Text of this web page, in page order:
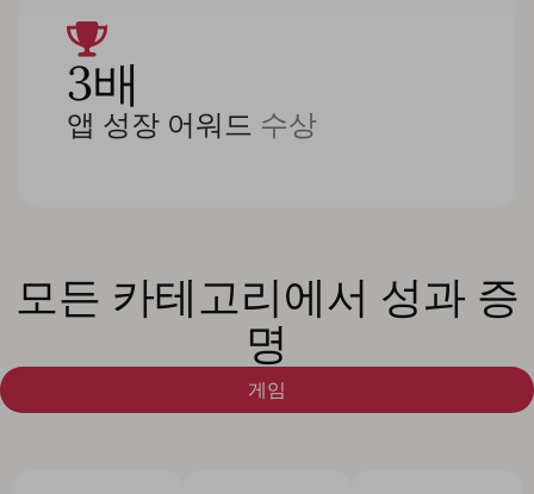
3배
앱 성장 어워드 수상
모든 카테고리에서 성과 증
명
게임